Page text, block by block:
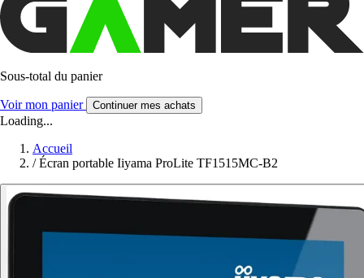
Sous-total du panier
Voir mon panier Continuer mes achats
Loading...
Accueil
/ Écran portable Iiyama ProLite TF1515MC-B2